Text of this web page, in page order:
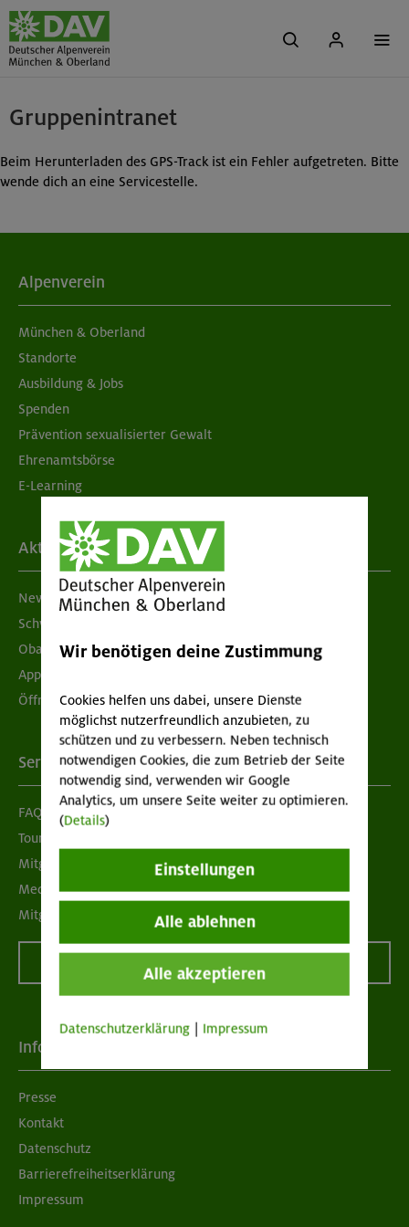
Gruppenintranet
Beim Herunterladen des GPS-Track ist ein Fehler aufgetreten. Bitte
wende dich an eine Servicestelle.
Alpenverein
München & Oberland
Standorte
Ausbildung & Jobs
Spenden
Prävention sexualisierter Gewalt
Ehrenamtsbörse
E-Learning
Aktuelles
Newsletter
Schwarzes Brett
Obacht geben!
App "Mein DAV+"
Öffnungszeiten
Services
FAQ
Tour der Woche
Mitgliedermagazin alpinwelt
Mediadaten
Mitgliedschaft kündigen
Info
Presse
Kontakt
Datenschutz
Barrierefreiheitserklärung
Impressum
Wir benötigen deine Zustimmung
Cookies helfen uns dabei, unsere Dienste
möglichst nutzerfreundlich anzubieten, zu
schützen und zu verbessern. Neben technisch
notwendigen Cookies, die zum Betrieb der Seite
notwendig sind, verwenden wir Google
Analytics, um unsere Seite weiter zu optimieren.
(Details)
Einstellungen
Alle ablehnen
Alle akzeptieren
Datenschutzerklärung Impressum